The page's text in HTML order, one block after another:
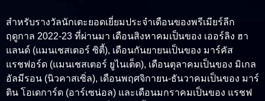
สำหรับรางวัลนักเตะยอดเยี่ยมประจำเดือนของพรีเมียร์ลีก
ฤดูกาล 2022-23 ที่ผ่านมา เดือนสิงหาคมเป็นของ เออร์ลิง ฮา
แลนด์ (แมนเชสเตอร์ ซิตี้), เดือนกันยายนเป็นของ มาร์คัส
แรชฟอร์ด (แมนเชสเตอร์ ยูไนเต็ด), เดือนตุลาคมเป็นของ มิเกล
อัลมีรอน (นิวคาสเซิ่ล), เดือนพฤศจิกายน-ธันวาคมเป็นของ มาร์
ติน โอเดการ์ด (อาร์เซน่อล) และเดือนมกราคมเป็นของ แรชฟ